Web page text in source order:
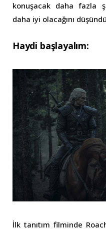
konuşacak daha fazla
daha iyi olacağını
Haydi başlayalım:
İlk tanıtım filminde